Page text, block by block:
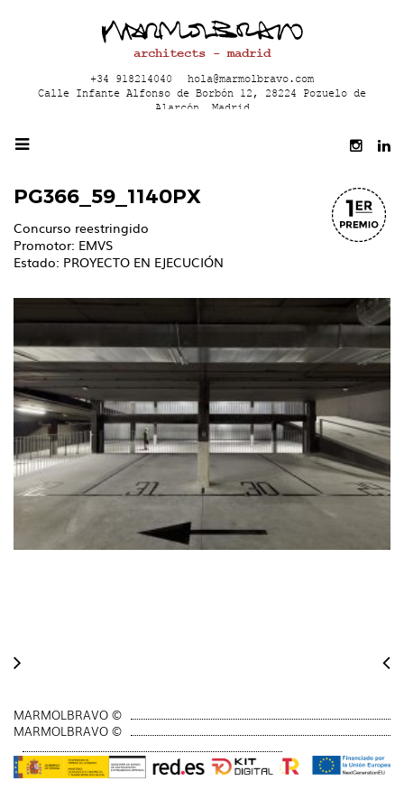
architects - madrid
+34 918214040
hola@marmolbravo.com
Calle Infante Alfonso de Borbón 12, 28224 Pozuelo de
Alarcón, Madrid
PG366_59_1140PX
Concurso reestringido
Promotor: EMVS
Estado: PROYECTO EN EJECUCIÓN
MARMOLBRAVO ©
MARMOLBRAVO ©